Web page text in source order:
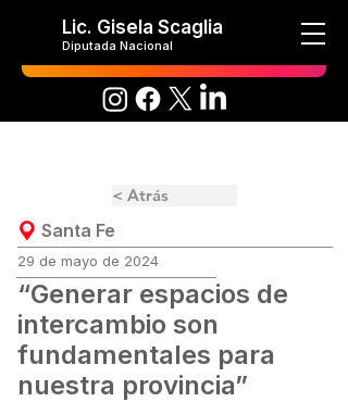
Lic. Gisela Scaglia
Diputada Nacional
< Atrás
Santa Fe
29 de mayo de 2024
“Generar espacios de
intercambio son
fundamentales para
nuestra provincia”